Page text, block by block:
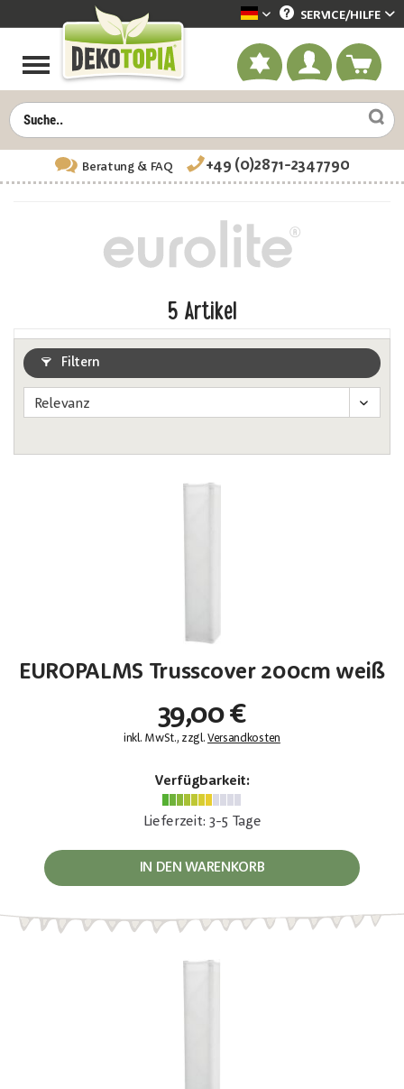
Dekotopia deutsch
SERVICE/HILFE
Beratung& FAQ +49 (0)2871-2347790
5 Artikel
Filtern
EUROPALMS Trusscover 200cm weiß
39,00 €
inkl. MwSt., zzgl.Versandkosten
Verfügbarkeit:
Lieferzeit: 3-5 Tage
IN DEN WARENKORB